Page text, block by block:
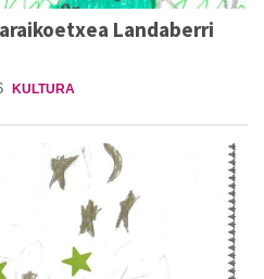
Landaberri
KULTURA